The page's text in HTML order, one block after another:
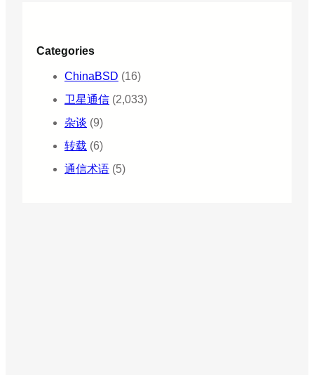
Categories
ChinaBSD (16)
卫星通信 (2,033)
杂谈 (9)
转载 (6)
通信术语 (5)